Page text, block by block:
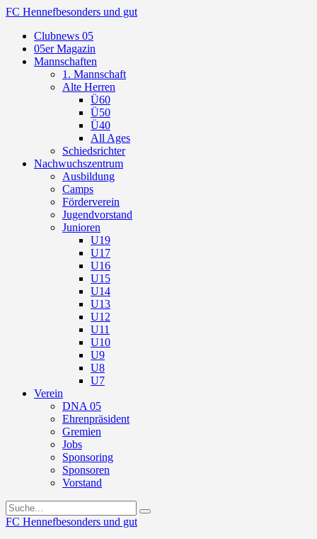
FC Hennefbesonders und gut
Clubnews 05
05er Magazin
Mannschaften
1. Mannschaft
Alte Herren
Ü60
Ü50
Ü40
All Ages
Schiedsrichter
Nachwuchszentrum
Ausbildung
Camps
Förderverein
Jugendvorstand
Junioren
U19
U17
U16
U15
U14
U13
U12
U11
U10
U9
U8
U7
Verein
DNA 05
Ehrenpräsident
Gremien
Jobs
Sponsoring
Sponsoren
Vorstand
FC Hennefbesonders und gut